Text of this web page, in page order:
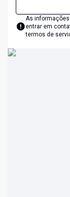
As
entrar em
termos de